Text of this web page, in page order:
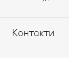
Контакти